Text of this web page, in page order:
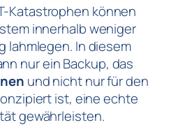
Katastrophen können
innerhalb weniger
lahmlegen. In diesem
nur ein Backup, das
und nicht nur für den
ist, eine echte
gewährleisten.